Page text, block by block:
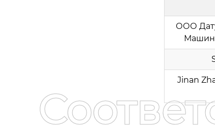
ООО
Машин
Jinan